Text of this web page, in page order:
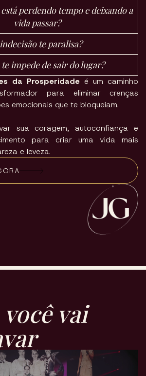
está perdendo tempo e deixando a
vida passar?
te paralisa?
impede de sair do lugar?
da Prosperidade é um caminho
para eliminar crenças
emocionais que te bloqueiam.
sua coragem, autoconfiança e
para criar uma vida mais
e leveza.
você vai